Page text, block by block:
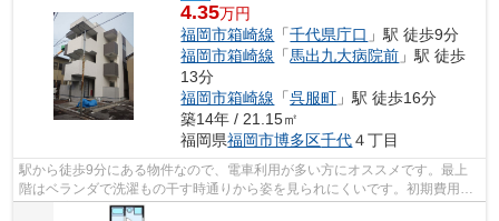
4.35万円
福岡市箱崎線 「千代県庁口 」駅 徒歩9分
福岡市箱崎線 「馬出九大病院前 」駅 徒歩
13分
福岡市箱崎線 「呉服町 」駅 徒歩16分
築14年 / 21.15㎡
福岡県福岡市博多区千代４丁目
駅から徒歩9分にある物件なので、電車利用が多い方にオススメです。最上
階はベランダで洗濯もの干す時通りから姿を見られにくいです。初期費用カ
ード決済で、ポイントやマイルが貯まり...